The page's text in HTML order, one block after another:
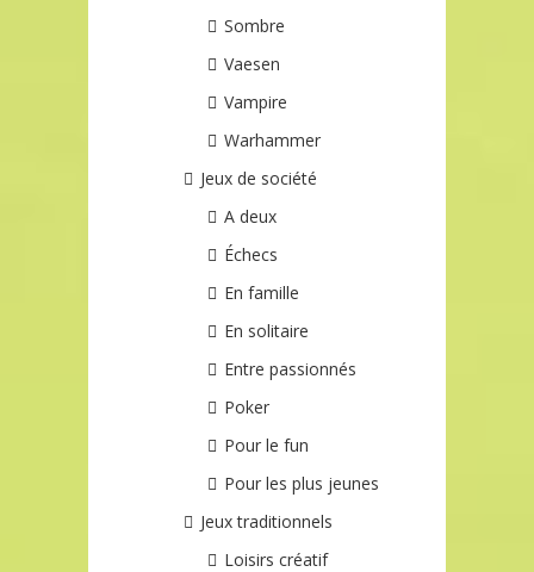
Sombre
Vaesen
Vampire
Warhammer
Jeux de société
A deux
Échecs
En famille
En solitaire
Entre passionnés
Poker
Pour le fun
Pour les plus jeunes
Jeux traditionnels
Loisirs créatif